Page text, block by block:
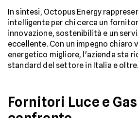
In sintesi, Octopus Energy
intelligente per chi cerca un
innovazione, sostenibilità e un
eccellente. Con un impegno chiaro
energetico migliore, l'azienda sta
standard del settore in Italia e oltre.
Fornitori Luce e